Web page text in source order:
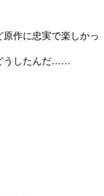
作に忠実で楽しかっ
うしたんだ……